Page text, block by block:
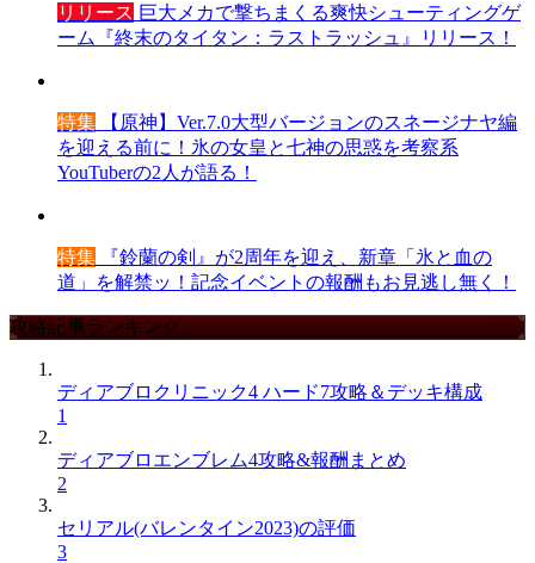
リリース 巨大メカで撃ちまくる爽快シューティングゲ
ーム『終末のタイタン：ラストラッシュ』リリース！
特集 【原神】Ver.7.0大型バージョンのスネージナヤ編
を迎える前に！氷の女皇と七神の思惑を考察系
YouTuberの2人が語る！
特集 『鈴蘭の剣』が2周年を迎え、新章「氷と血の
道」を解禁ッ！記念イベントの報酬もお見逃し無く！
攻略記事ランキング
ディアブロクリニック4 ハード7攻略＆デッキ構成
1
ディアブロエンブレム4攻略&報酬まとめ
2
セリアル(バレンタイン2023)の評価
3